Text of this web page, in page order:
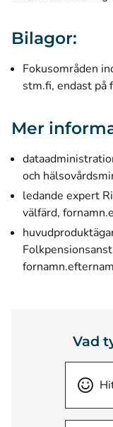
Bilagor:
Fokusområden
stm.fi, endast på
Mer
och
ledande expert
välfärd,
Vad